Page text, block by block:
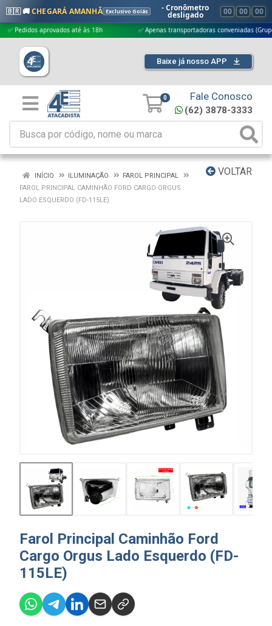
🇧🇷 🚚CHEGARÁ AMANHÃ Exclusivo Goiás - Cronômetro
desligado 00 : 00 : 00
aprovados até às 18h ✅ Apenas transportadoras conveniadas (Grupo G5)
Baixe já nosso APP
0 Fale Conosco
(62) 3878-3333
VOLTAR
INÍCIO ILUMINAÇÃO
FAROL PRINCIPAL
FAROL PRINCIPAL CAMINHÃO FORD CARGO ORGUS
LADO ESQUERDO (FD-115LE)
Farol Principal Caminhão Ford
Cargo Orgus Lado Esquerdo (FD-
115LE)